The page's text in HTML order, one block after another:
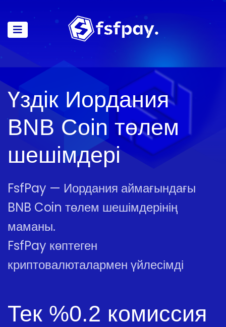
Үздік Иордания
BNB Coin төлем
шешімдері
FsfPay — Иордания аймағындағы
BNB Coin төлем шешімдерінің
маманы.
FsfPay көптеген
криптовалюталармен үйлесімді
Тек %0.2 комиссия